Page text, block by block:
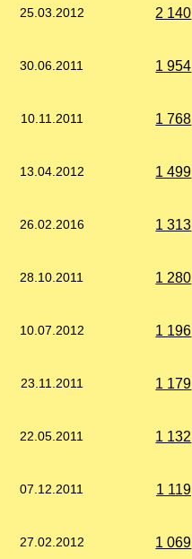
25.03.2012 2 140
30.06.2011 1 954
10.11.2011 1 768
13.04.2012 1 499
26.02.2016 1 313
28.10.2011 1 280
10.07.2012 1 196
23.11.2011 1 179
22.05.2011 1 132
07.12.2011 1 119
27.02.2012 1 069